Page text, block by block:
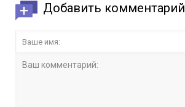
Добавить комментарий